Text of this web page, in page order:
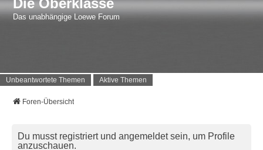
Die Oberklasse
Das unabhängige Loewe Forum
Unbeantwortete Themen Aktive Themen
Foren-Übersicht
Du musst registriert und angemeldet sein, um Profile
anzuschauen.